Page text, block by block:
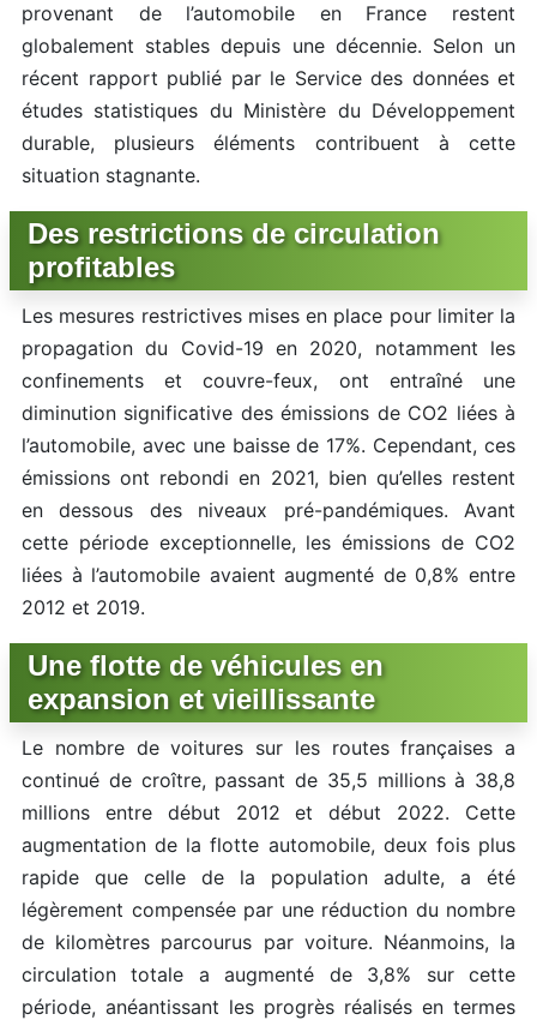
provenant de l’automobile en France restent
globalement stables depuis une décennie. Selon un
récent rapport publié par le Service des données et
études statistiques du Ministère du Développement
durable, plusieurs éléments contribuent à cette
situation stagnante.
Des restrictions de circulation
profitables
Les mesures restrictives mises en place pour limiter la
propagation du Covid-19 en 2020, notamment les
confinements et couvre-feux, ont entraîné une
diminution significative des émissions de CO2 liées à
l’automobile, avec une baisse de 17%. Cependant, ces
émissions ont rebondi en 2021, bien qu’elles restent
en dessous des niveaux pré-pandémiques. Avant
cette période exceptionnelle, les émissions de CO2
liées à l’automobile avaient augmenté de 0,8% entre
2012 et 2019.
Une flotte de véhicules en
expansion et vieillissante
Le nombre de voitures sur les routes françaises a
continué de croître, passant de 35,5 millions à 38,8
millions entre début 2012 et début 2022. Cette
augmentation de la flotte automobile, deux fois plus
rapide que celle de la population adulte, a été
légèrement compensée par une réduction du nombre
de kilomètres parcourus par voiture. Néanmoins, la
circulation totale a augmenté de 3,8% sur cette
période, anéantissant les progrès réalisés en termes